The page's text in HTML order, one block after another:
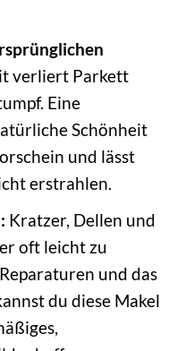
verliert Parkett
Eine
Schönheit
und lässt
erstrahlen.
Kratzer, Dellen und
oft leicht zu
und das
du diese Makel